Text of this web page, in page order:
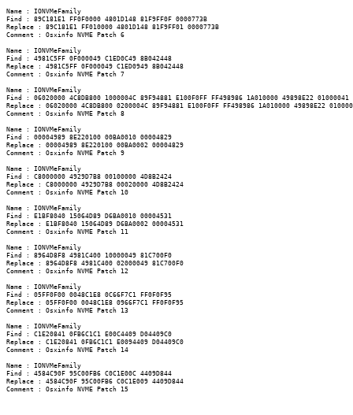
Name : IONVMeFamily
Find : 89C181E1 FF0F0000 4801D148 81F9FF0F 0000773B
Replace : 89C181E1 FF010000 4801D148 81F9FF01 0000773B
Comment : Osxinfo NVME Patch 6
Name : IONVMeFamily
Find : 4981C5FF 0F000049 C1ED0C49 8B042448
Replace : 4981C5FF 0F000049 C1ED0949 8B042448
Comment : Osxinfo NVME Patch 7
Name : IONVMeFamily
Find : 06020000 4C8DB800 1000004C 89F94881 E100F0FF FF498986 1A010000 49898E22 01000041
Replace : 06020000 4C8DB800 0200004C 89F94881 E100F0FF FF498986 1A010000 49898E22
Comment : Osxinfo NVME Patch 8
Name : IONVMeFamily
Find : 00004989 8E220100 00BA0010 00004829
Replace : 00004989 8E220100 00BA0002 00004829
Comment : Osxinfo NVME Patch 9
Name : IONVMeFamily
Find : C8000000 4929D7B8 00100000 4D8B2424
Replace : C8000000 4929D7B8 00020000 4D8B2424
Comment : Osxinfo NVME Patch 10
Name : IONVMeFamily
Find : E1BF8040 15064D89 D6BA0010 00004531
Replace : E1BF8040 15064D89 D6BA0002 00004531
Comment : Osxinfo NVME Patch 11
Name : IONVMeFamily
Find : 8964D8F8 4981C400 10000049 81C700F0
Replace : 8964D8F8 4981C400 02000049 81C700F0
Comment : Osxinfo NVME Patch 12
Name : IONVMeFamily
Find : 05FF0F00 0048C1E8 0C66F7C1 FF0F0F95
Replace : 05FF0F00 0048C1E8 0966F7C1 FF0F0F95
Comment : Osxinfo NVME Patch 13
Name : IONVMeFamily
Find : C1E20841 0FB6C1C1 E00C4409 D04409C0
Replace : C1E20841 0FB6C1C1 E0094409 D04409C0
Comment : Osxinfo NVME Patch 14
Name : IONVMeFamily
Find : 4584C90F 95C00FB6 C0C1E00C 4409D844
Replace : 4584C90F 95C00FB6 C0C1E009 4409D844
Comment : Osxinfo NVME Patch 15